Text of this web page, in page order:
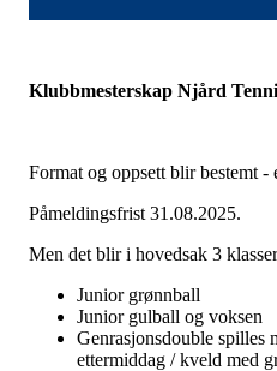
Klubbmesterskap Njård
Format og oppsett blir bestemt -
Påmeldingsfrist 31.08.2025.
Men det blir i hovedsak 3
Junior grønnball
Junior gulball og voksen
Genrasjonsdouble spilles
ettermiddag / kveld med